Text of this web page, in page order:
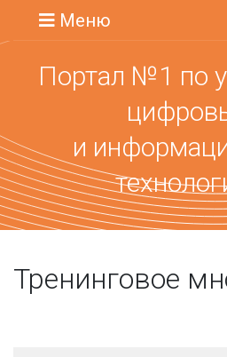
Меню
Портал №1 по
и
Тренинговое